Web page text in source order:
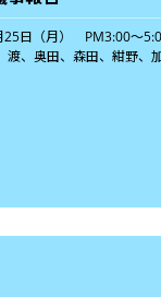
日（月） PM3:00〜
、奥田、森田、紺野、